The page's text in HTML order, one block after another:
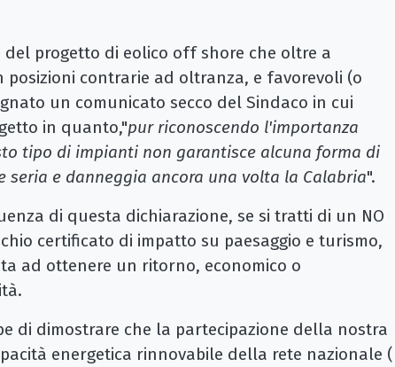
del progetto di eolico off shore che oltre a
contrarie ad oltranza, e favorevoli (o
un comunicato secco del Sindaco in cui
in quanto,"pur riconoscendo l'importanza
tipo di impianti non garantisce alcuna forma di
seria e danneggia ancora una volta la Calabria".
di questa dichiarazione, se si tratti di un NO
certificato di impatto su paesaggio e turismo,
ad ottenere un ritorno, economico o
di dimostrare che la partecipazione della nostra
energetica rinnovabile della rete nazionale (